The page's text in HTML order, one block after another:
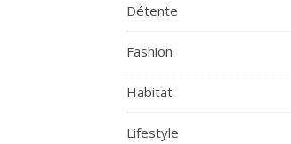
Détente
Fashion
Habitat
Lifestyle